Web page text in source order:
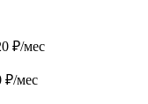
₽/мес
₽/мес